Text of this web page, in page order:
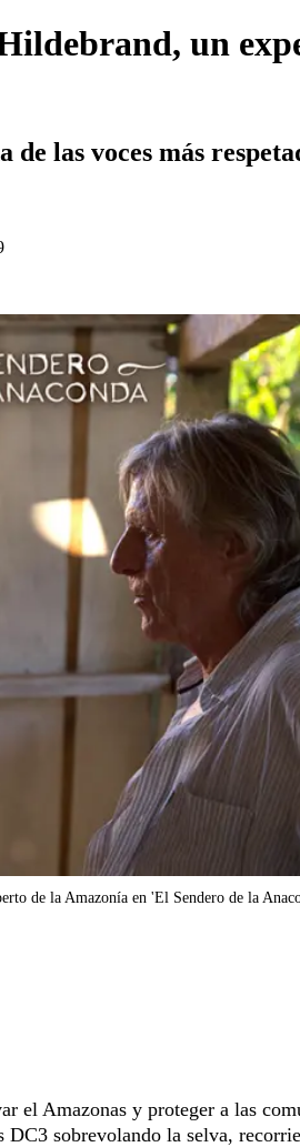
un
de las voces más
de la Amazonía en 'El Sendero de la
el Amazonas y proteger a las
sobrevolando la selva,